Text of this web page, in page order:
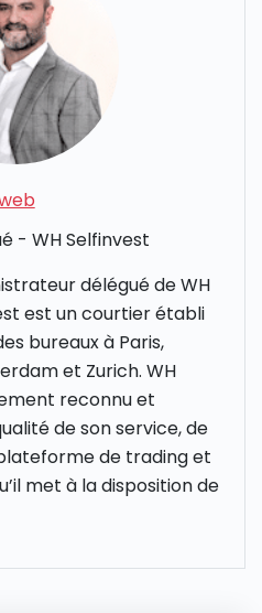
- WH Selfinvest
délégué de WH
est un courtier établi
bureaux à Paris,
et Zurich. WH
reconnu et
de son service, de
de trading et
met à la disposition de